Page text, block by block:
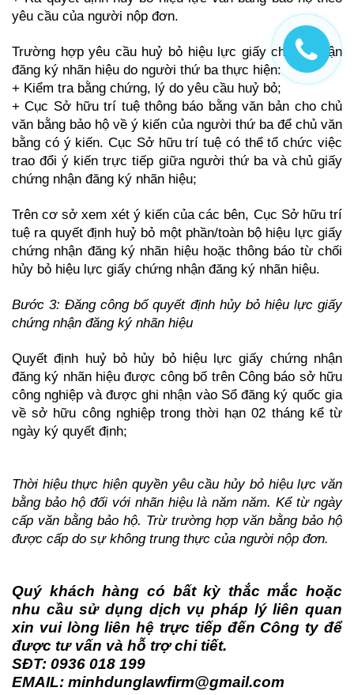
yêu cầu của người nộp đơn.
Trường hợp yêu cầu huỷ bỏ hiệu lực giấy chứng nhận
đăng ký nhãn hiệu do người thứ ba thực hiện:
+ Kiểm tra bằng chứng, lý do yêu cầu huỷ bỏ;
+ Cục Sở hữu trí tuệ thông báo bằng văn bản cho chủ
văn bằng bảo hộ về ý kiến của người thứ ba để chủ văn
bằng có ý kiến. Cục Sở hữu trí tuệ có thể tổ chức việc
trao đổi ý kiến trực tiếp giữa người thứ ba và chủ giấy
chứng nhận đăng ký nhãn hiệu;
Trên cơ sở xem xét ý kiến của các bên, Cục Sở hữu trí
tuệ ra quyết định huỷ bỏ một phần/toàn bộ hiệu lực giấy
chứng nhận đăng ký nhãn hiệu hoặc thông báo từ chối
hủy bỏ hiệu lực giấy chứng nhận đăng ký nhãn hiệu.
Bước 3: Đăng công bố quyết định hủy bỏ hiệu lực giấy
chứng nhận đăng ký nhãn hiệu
Quyết định huỷ bỏ hủy bỏ hiệu lực giấy chứng nhận
đăng ký nhãn hiệu được công bố trên Công báo sở hữu
công nghiệp và được ghi nhận vào Sổ đăng ký quốc gia
về sở hữu công nghiệp trong thời hạn 02 tháng kể từ
ngày ký quyết định;
Thời hiệu thực hiện quyền yêu cầu hủy bỏ hiệu lực văn
bằng bảo hộ đối với nhãn hiệu là năm năm. Kể từ ngày
cấp văn bằng bảo hộ. Trừ trường hợp văn bằng bảo hộ
được cấp do sự không trung thực của người nộp đơn.
Quý khách hàng có bất kỳ thắc mắc hoặc
nhu cầu sử dụng dịch vụ pháp lý liên quan
xin vui lòng liên hệ trực tiếp đến Công ty để
được tư vấn và hỗ trợ chi tiết.
SĐT: 0936 018 199
EMAIL: minhdunglawfirm@gmail.com